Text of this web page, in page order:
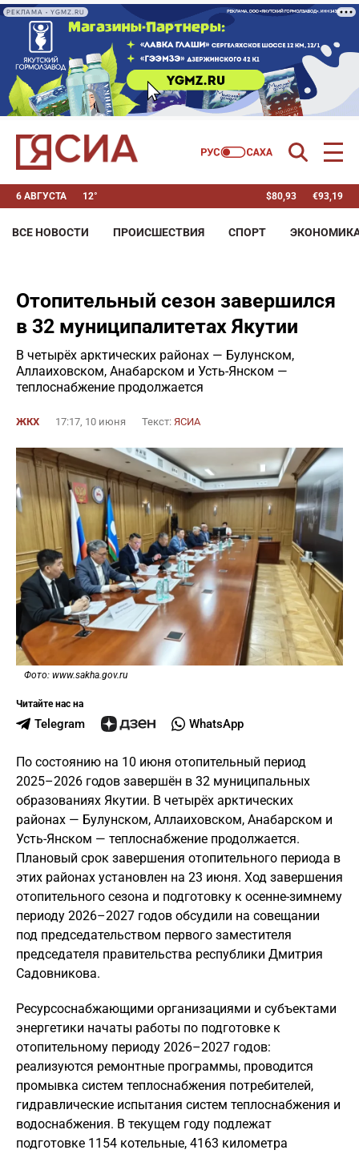
РЕКЛАМА • YGMZ.RU
6 АВГУСТА 12° $80,93 €93,19
ВСЕ НОВОСТИ ПРОИСШЕСТВИЯ СПОРТ
Отопительный сезон завершился
в 32 муниципалитетах Якутии
В четырёх арктических районах — Булунском,
Аллаиховском, Анабарском и Усть-Янском —
теплоснабжение продолжается
ЖКХ 17:17, 10 июня Текст: ЯСИА
Фото: www.sakha.gov.ru
Читайте нас на
Telegram WhatsApp
По состоянию на 10 июня отопительный период
2025–2026 годов завершён в 32 муниципальных
образованиях Якутии. В четырёх арктических
районах — Булунском, Аллаиховском, Анабарском и
Усть-Янском — теплоснабжение продолжается.
Плановый срок завершения отопительного периода в
этих районах установлен на 23 июня. Ход завершения
отопительного сезона и подготовку к осенне-зимнему
периоду 2026–2027 годов обсудили на совещании
под председательством первого заместителя
председателя правительства республики Дмитрия
Садовникова.
Ресурсоснабжающими организациями и субъектами
энергетики начаты работы по подготовке к
отопительному периоду 2026–2027 годов:
реализуются ремонтные программы, проводится
промывка систем теплоснабжения потребителей,
гидравлические испытания систем теплоснабжения и
водоснабжения. В текущем году подлежат
подготовке 1154 котельные, 4163 километра